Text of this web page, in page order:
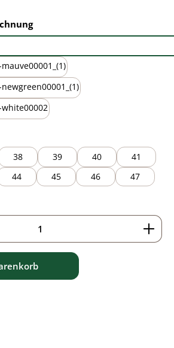
auswählen
black
new green
38 39 40
41
44 45 46
47
den gewünschten Wert ein